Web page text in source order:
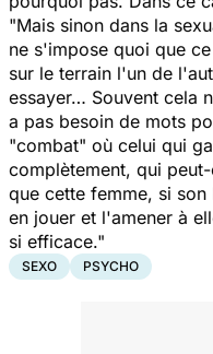
"Mais sinon dans la
ne s'impose quoi que
sur le terrain l'un de
essayer… Souvent cela
a pas besoin de mots
"combat" où celui qui
complètement, qui
que cette femme, si
en jouer et l'amener à
si efficace."
SEXO PSYCHO